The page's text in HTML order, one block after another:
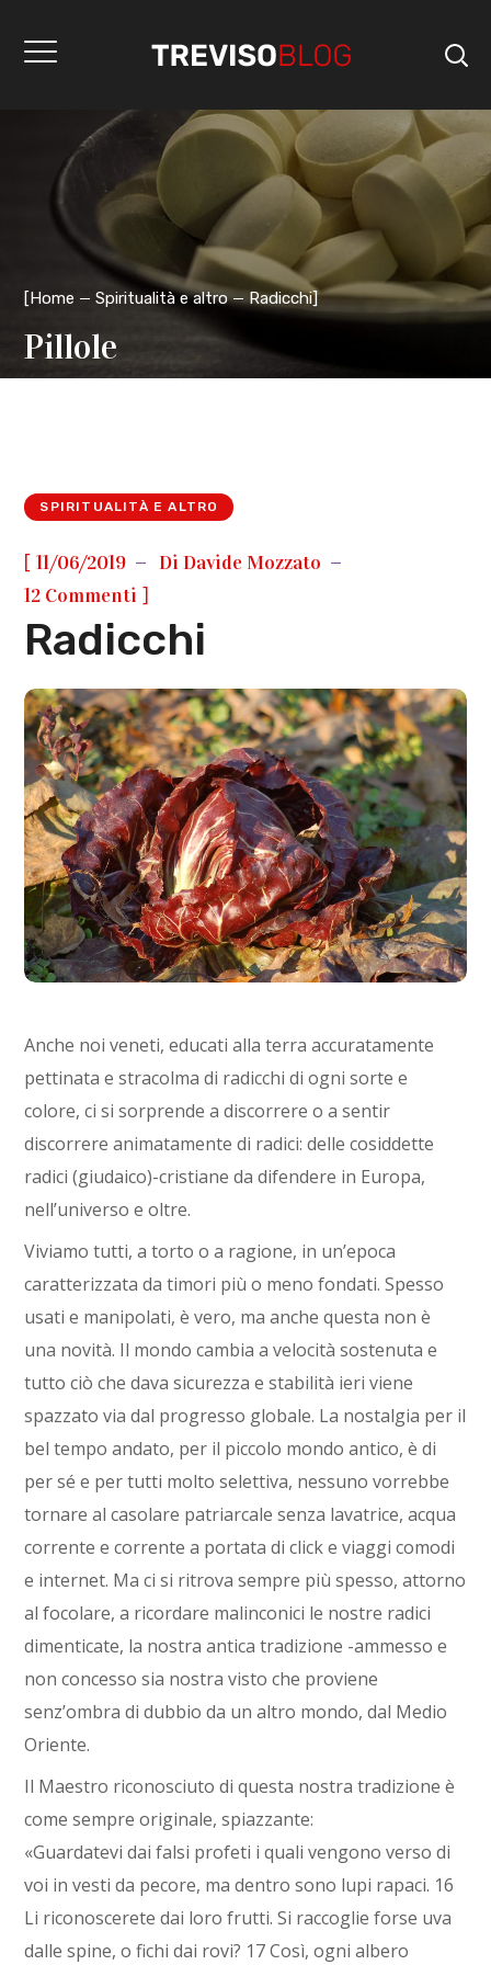
[Home Spiritualità e altro Radicchi]
Pillole
SPIRITUALITÀ E ALTRO
[11/06/2019 DiDavide Mozzato
12 Commenti ]
Radicchi
Anche noi veneti, educati alla terra accuratamente
pettinata e stracolma di radicchi di ogni sorte e
colore, ci si sorprende a discorrere o a sentir
discorrere animatamente di radici: delle cosiddette
radici (giudaico)-cristiane da difendere in Europa,
nell’universo e oltre.
Viviamo tutti, a torto o a ragione, in un’epoca
caratterizzata da timori più o meno fondati. Spesso
usati e manipolati, è vero, ma anche questa non è
una novità. Il mondo cambia a velocità sostenuta e
tutto ciò che dava sicurezza e stabilità ieri viene
spazzato via dal progresso globale. La nostalgia per il
bel tempo andato, per il piccolo mondo antico, è di
per sé e per tutti molto selettiva, nessuno vorrebbe
tornare al casolare patriarcale senza lavatrice, acqua
corrente e corrente a portata di click e viaggi comodi
e internet. Ma ci si ritrova sempre più spesso, attorno
al focolare, a ricordare malinconici le nostre radici
dimenticate, la nostra antica tradizione -ammesso e
non concesso sia nostra visto che proviene
senz’ombra di dubbio da un altro mondo, dal Medio
Oriente.
Il Maestro riconosciuto di questa nostra tradizione è
come sempre originale, spiazzante:
«Guardatevi dai falsi profeti i quali vengono verso di
voi in vesti da pecore, ma dentro sono lupi rapaci. 16
Li riconoscerete dai loro frutti. Si raccoglie forse uva
dalle spine, o fichi dai rovi? 17 Così, ogni albero